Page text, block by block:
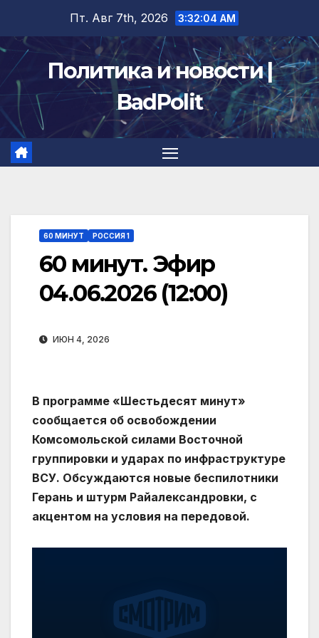
содержимому
Пт. Авг 7th, 2026 3:32:05 AM
Политика и новости |
BadPolit
60 МИНУТ РОССИЯ 1
60 минут. Эфир
04.06.2026 (12:00)
ИЮН 4, 2026
В программе «Шестьдесят минут»
сообщается об освобождении
Комсомольской силами Восточной
группировки и ударах по инфраструктуре
ВСУ. Обсуждаются новые беспилотники
Герань и штурм Райалександровки, с
акцентом на условия на передовой.